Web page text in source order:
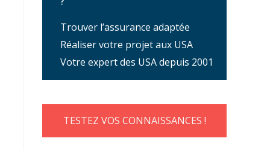
Trouver l’assurance adaptée
Réaliser votre projet aux USA
Votre expert des USA depuis 2001
TESTEZ VOS CONNAISSANCES !